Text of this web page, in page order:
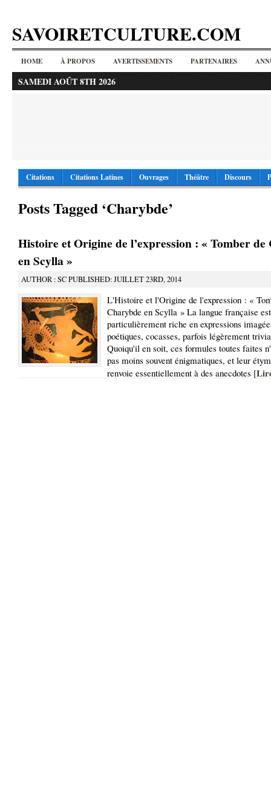
SAVOIRETCULTURE.COM
HOME À PROPOS AVERTISSEMENTS PARTENAIRES
SAMEDI AOÛT 8TH 2026
Citations Citations Latines Ouvrages Théâtre Discours
Posts Tagged ‘Charybde’
Histoire et Origine de l’expression : « Tomber
en Scylla »
AUTHOR : SC PUBLISHED: JUILLET 23RD, 2014
L'Histoire et l'Origine de l'expression : «
Charybde en Scylla » La langue française est
particulièrement riche en expressions
poétiques, cocasses, parfois légèrement
Quoiqu'il en soit, ces formules toutes faites
pas moins souvent énigmatiques, et leur
renvoie essentiellement à des anecdotes [